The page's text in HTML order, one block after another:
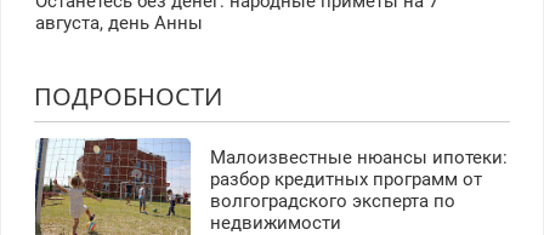
августа, день Анны
ПОДРОБНОСТИ
Малоизвестные нюансы ипотеки:
разбор кредитных программ от
волгоградского эксперта по
недвижимости